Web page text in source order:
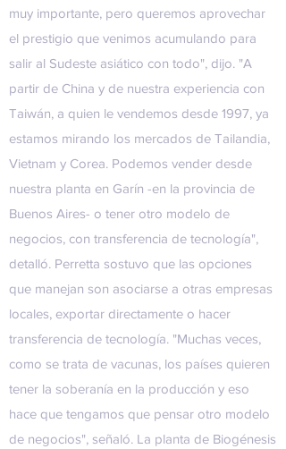
muy importante, pero queremos aprovechar
el prestigio que venimos acumulando para
salir al Sudeste asiático con todo", dijo. "A
partir de China y de nuestra experiencia con
Taiwán, a quien le vendemos desde 1997, ya
estamos mirando los mercados de Tailandia,
Vietnam y Corea. Podemos vender desde
nuestra planta en Garín -en la provincia de
Buenos Aires- o tener otro modelo de
negocios, con transferencia de tecnología",
detalló. Perretta sostuvo que las opciones
que manejan son asociarse a otras empresas
locales, exportar directamente o hacer
transferencia de tecnología. "Muchas veces,
como se trata de vacunas, los países quieren
tener la soberanía en la producción y eso
hace que tengamos que pensar otro modelo
de negocios", señaló. La planta de Biogénesis